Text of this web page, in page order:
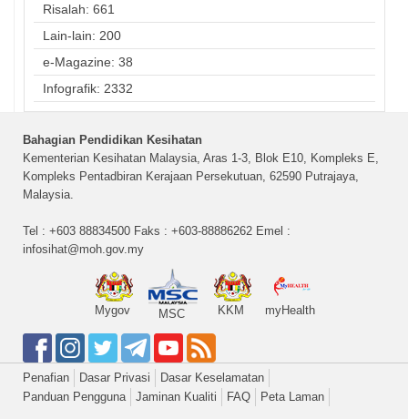
Risalah: 661
Lain-lain: 200
e-Magazine: 38
Infografik: 2332
Bahagian Pendidikan Kesihatan
Kementerian Kesihatan Malaysia, Aras 1-3, Blok E10, Kompleks E,
Kompleks Pentadbiran Kerajaan Persekutuan, 62590 Putrajaya,
Malaysia.
Tel : +603 88834500 Faks : +603-88886262 Emel :
infosihat@moh.gov.my
Mygov MSC KKM myHealth
Penafian Dasar Privasi
Dasar Keselamatan
Panduan Pengguna
Jaminan Kualiti FAQ Peta Laman